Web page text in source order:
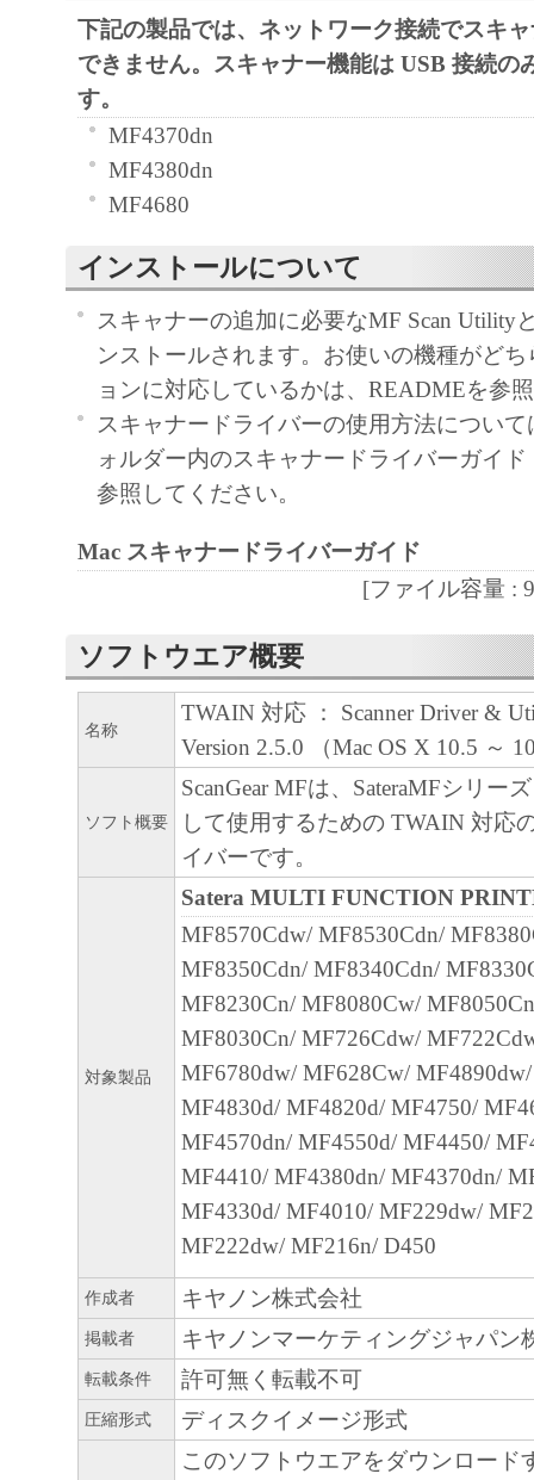
す。）との間の契約書です。
お客様は、『同意』を示す下記のボタンを
点、または「本ソフトウェア」のインスト
をもって、本契約書に同意したことになり
お客様が本契約書に同意できない場合、「
ア」を使用することはできません。
(1) キヤノンは、お客様が「キヤノン製品
のために、「キヤノン製品」に直接または
通じ接続される複数のコンピューター（以
と言います。）において、「本ソフトウェ
契約書においては、「本ソフトウェア」を
の記憶媒体上にインストールすること、ま
ターにおいて表示すること、アクセスする
実行することのいずれも含むものとします
非独占的権利をお客様に対して許諾します
た「指定機器」にネットワークを通じて接
ューター上で、かかるコンピューターの使
「本ソフトウェア」を使用させることがで
るコンピューターの使用者に本契約書上の
を遵守させるとともに、その履行に関し全
を条件とします。
(2) お客様は、上記(1)に基づいて「本ソフ
するためのバックアップとして、「本ソフ
部、複製することができます。
(3) 上記(1)および(2)に定める場合を除き、
ヤノンのライセンサーのいかなる知的財産
(1) お客様は、再使用許諾、譲渡、販売、
くは貸与その他の方法により、第三者に「
ア」を使用させることはできません。
(2) お客様は、「本ソフトウェア」の全部
正、改変、逆コンパイル、逆アセンブル、
エンジニアリング等することはできません
このような行為をさせてはなりません。
３．著作権表示
お客様は、「本ソフトウェア」に含まれる
キヤノンのライセンサーの著作権表示を変
しくは削除してはなりません。
下記の製品では、ネットワーク接続でスキ
できません。スキャナー機能は USB 接続の
す。
MF4370dn
MF4380dn
MF4680
インストールについて
スキャナーの追加に必要なMF Scan Utility
ンストールされます。お使いの機種がど
ョンに対応しているかは、READMEを参
スキャナードライバーの使用方法について
ォルダー内のスキャナードライバーガイド
参照してください。
Mac スキャナードライバーガイド
[ファイル容量 :
ソフトウエア概要
名称
TWAIN 対応 ： Scanner Driver &
Version 2.5.0 （Mac OS X 10.5 ～
ソフト概要
ScanGear MFは、SateraMFシリー
して使用するための TWAIN 対応
イバーです。
対象製品
Satera MULTI FUNCTION
MF8570Cdw/ MF8530Cdn/
MF8350Cdn/ MF8340Cdn/
MF8230Cn/ MF8080Cw/
MF8030Cn/ MF726Cdw/
MF6780dw/ MF628Cw/
MF4830d/ MF4820d/ MF4750/
MF4570dn/ MF4550d/ MF4450/
MF4410/ MF4380dn/ MF4370dn/
MF4330d/ MF4010/ MF229dw/
MF222dw/ MF216n/ D450
作成者 キヤノン株式会社
掲載者 キヤノンマーケティングジャパン
転載条件 許可無く転載不可
圧縮形式 ディスクイメージ形式
このソフトウエアをダウンロード